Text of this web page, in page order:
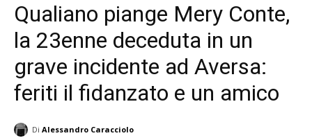
Qualiano piange Mery Conte,
la 23enne deceduta in un
grave incidente ad Aversa:
feriti il fidanzato e un amico
Di Alessandro Caracciolo